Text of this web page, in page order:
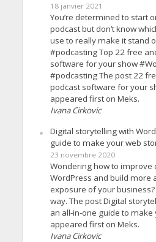
18 janvier 2021
You’re determined to start
podcast but don’t know
use to really make it stand
#podcasting Top 22 free
software for your show
#podcasting The post 22
podcast software for your
appeared first on Meks.
Ivana Cirkovic
Digital storytelling with
guide to make your web
23 novembre 2020
Wondering how to improve
WordPress and build more
exposure of your
way. The post Digital
an all-in-one guide to
appeared first on Meks.
Ivana Cirkovic